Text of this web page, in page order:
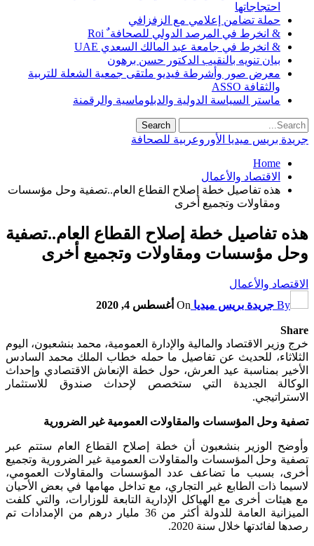
احتجاجاتها
حملة تضامن إعلامي مع الزفزافي
& انخرط في المرصد الدولي للصحافة ٌ Roi
& انخرط في جامعة عبد المالك السعدي UAE
بيان تنويه بالنقيب الدكتور حسن برهون
معرض صور وأشرطة فيديو ملتقى جمعية الشعلة للتربية
والثقافة ASSO
ماستر السياسة الدولية والدبلوماسية والرقمنة
جريدة بريس ميديا الأوروعربية للصحافة
Home
الاقتصاد والأعمال
هذه تفاصيل خطة إصلاح القطاع العام..تصفية وحل مؤسسات
ومقاولات وتجميع أخرى
هذه تفاصيل خطة إصلاح القطاع العام..تصفية
وحل مؤسسات ومقاولات وتجميع أخرى
الاقتصاد والأعمال
By جريدة بريس ميديا On أغسطس 4, 2020
Share
خرج وزير الاقتصاد والمالية والإدارة العمومية، محمد بنشعبون، اليوم
الثلاثاء، للحديث عن تفاصيل ما حمله خطاب الملك محمد السادس
الأخير بمناسبة عيد العرش، حول خطة الإنعاش الاقتصادي وإحداث
الوكالة الجديدة التي ستخصص لإحداث صندوق للاستثمار
الاستراتيجي.
تصفية وحل المؤسسات والمقاولات العمومية غير الضرورية
وأوضح الوزير بنشعبون أن خطة إصلاح القطاع العام ستتم عبر
تصفية وحل المؤسسات والمقاولات العمومية غير الضرورية وتجميع
أخرى، بسبب ما تضاعف عدد المؤسسات والمقاولات العمومي،
لاسيما ذات الطابع غير التجاري، مع تداخل مهامها في بعض الأحيان
مع هيئات أخرى مع الهياكل الإدارية التابعة للوزارات، والتي كلفت
الميزانية العامة للدولة أكثر من 36 مليار درهم من الإمدادات تم
رصدها لفائدتها خلال سنة 2020.